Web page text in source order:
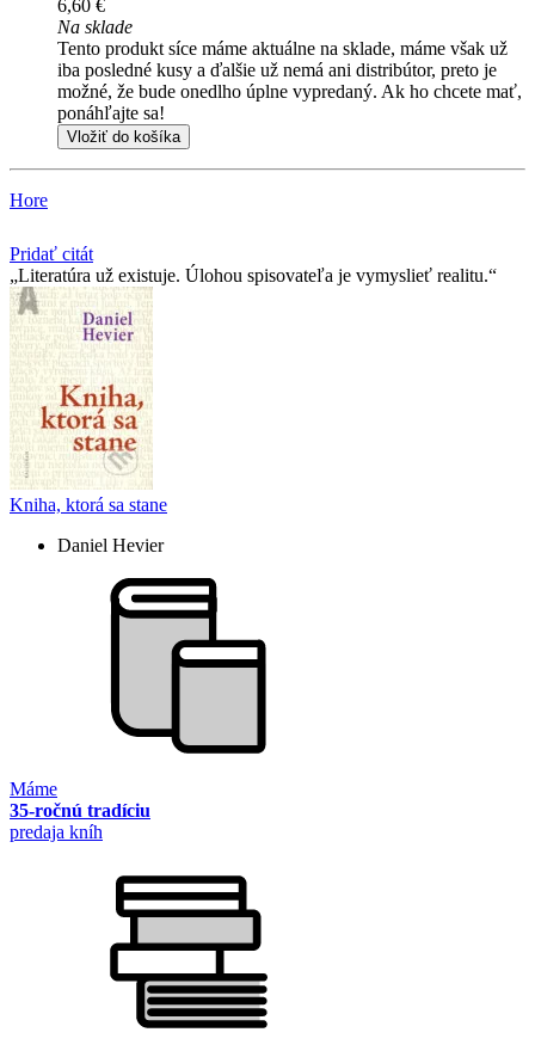
6,60 €
Na sklade
Tento produkt síce máme aktuálne na sklade, máme však už
iba posledné kusy a ďalšie už nemá ani distribútor, preto je
možné, že bude onedlho úplne vypredaný. Ak ho chcete mať,
ponáhľajte sa!
Vložiť do košíka
Hore
Pridať citát
Literatúra už existuje. Úlohou spisovateľa je vymyslieť realitu.
Kniha, ktorá sa stane
Daniel Hevier
Máme
35-ročnú tradíciu
predaja kníh